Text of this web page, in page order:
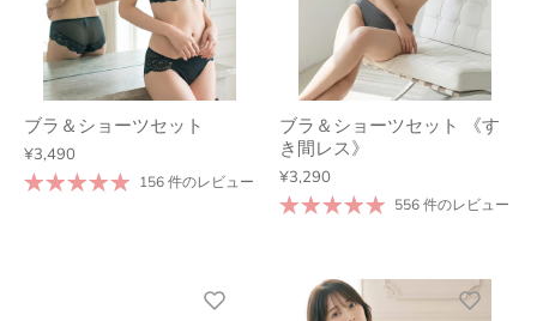
ブラ＆ショーツセット
¥3,490
156 件のレビュー
ブラ＆ショーツセット 《す
き間レス》
¥3,290
556 件のレビュー